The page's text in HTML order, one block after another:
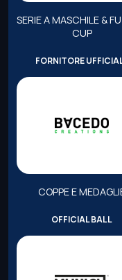
SERIE A MASCHILE &
CUP
FORNITORE
COPPE E
OFFICIAL BALL